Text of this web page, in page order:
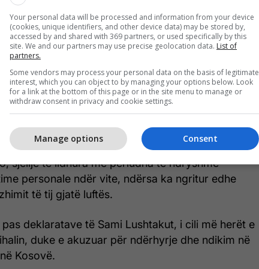
"Rrjeti kriminal dhe samilushtakët",
Lushtaku i përgjigjet Dejona Mihalit
të reagimit, ajo ka përmendur edhe Aleksandër
se ai ka lindur në Tiranë dhe, sipas saj, lidhjet
të qarta dhe të njohura publikisht.
ton kritik, Mihali ka akuzuar Lushtakun për, siç
sjellje të lidhura me periudha të ndryshme
personale ndër vite, ndërsa ka ngritur edhe
të tij gjatë luftës.
deklaratave të Sami Lushtakut, i cili më herët e
duke e akuzuar për ndërhyrje dhe ndikim në
Kosovë.
Your personal data will be processed and information from your device
(cookies, unique identifiers, and other device data) may be stored by,
accessed by and shared with 369 partners, or used specifically by this
site. We and our partners may use precise geolocation data. List of
partners.
Some vendors may process your personal data on the basis of legitimate
interest, which you can object to by managing your options below. Look
for a link at the bottom of this page or in the site menu to manage or
withdraw consent in privacy and cookie settings.
Consent
Manage options